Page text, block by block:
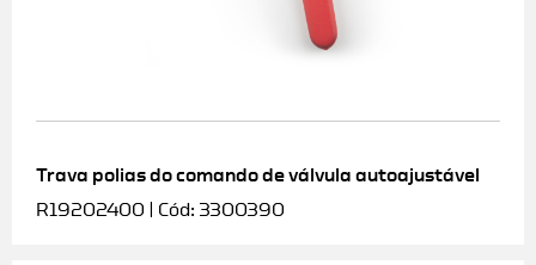
Trava polias do comando de válvula autoajustável
R19202400 | Cód: 3300390